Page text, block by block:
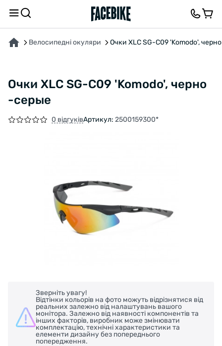
Велосипедні окуляри Очки XLC SG-C09 'Komodo',
Очки XLC SG-C09 'Komodo', черно
-серые
0 відгуківАртикул: 2500159300*
Зверніть увагу!
Відтінки кольорів на фото можуть відрізнятися від
реальних залежно від налаштувань вашого
монітора. Залежно від наявності компонентів та
інших факторів, виробник може змінювати
комплектацію, технічні характеристики та
елементи дизайну без попереднього
попередження.
ПРО ТОВАР ВІДГУКИ ТА ЗАПИТАННЯ